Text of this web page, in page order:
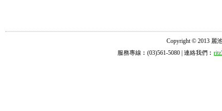
Copyright © 2013 麗
服務專線︰(03)561-5080 | 連絡我們︰